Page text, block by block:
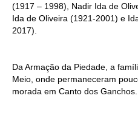
(1917 – 1998), Nadir Ida de
Ida de Oliveira (1921-2001) e
2017).
Da Armação da Piedade, a
Meio, onde permaneceram
morada em Canto dos Ganchos.